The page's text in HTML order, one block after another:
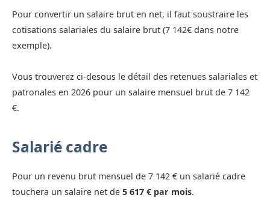
Pour convertir un salaire brut en net, il faut soustraire les
cotisations salariales du salaire brut (7 142€ dans notre
exemple).
Vous trouverez ci-desous le détail des retenues salariales et
patronales en 2026 pour un salaire mensuel brut de 7 142
€.
Salarié cadre
Pour un revenu brut mensuel de 7 142 € un salarié cadre
touchera un salaire net de 5 617 € par mois.